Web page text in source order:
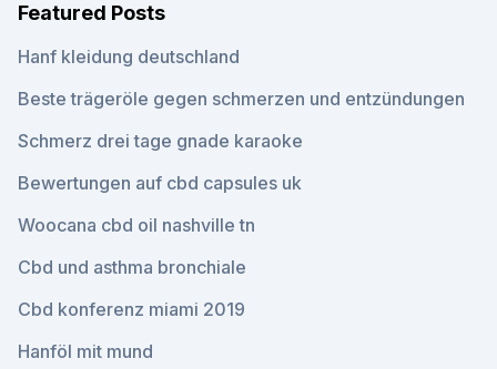
Featured Posts
Hanf kleidung deutschland
Beste trägeröle gegen schmerzen und entzündungen
Schmerz drei tage gnade karaoke
Bewertungen auf cbd capsules uk
Woocana cbd oil nashville tn
Cbd und asthma bronchiale
Cbd konferenz miami 2019
Hanföl mit mund